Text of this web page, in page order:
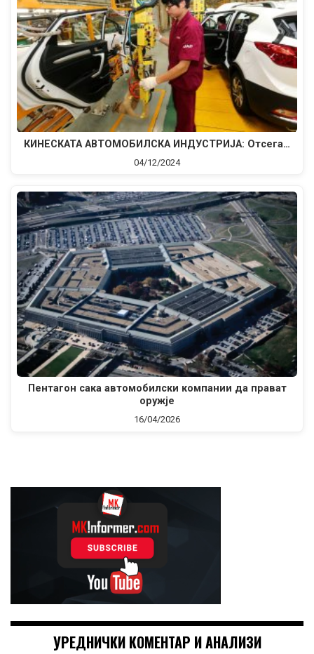
КИНЕСКАТА АВТОМОБИЛСКА ИНДУСТРИЈА: Отсега…
04/12/2024
Пентагон сака автомобилски компании да прават
оружје
16/04/2026
УРЕДНИЧКИ КОМЕНТАР И АНАЛИЗИ